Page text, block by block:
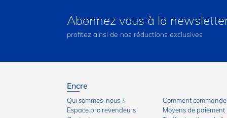
Abonnez vous à la
profitez ainsi de nos réductions exclusives
Encre
Qui sommes-nous ?
Espace pro revendeurs
Comment
Moyens de paiement